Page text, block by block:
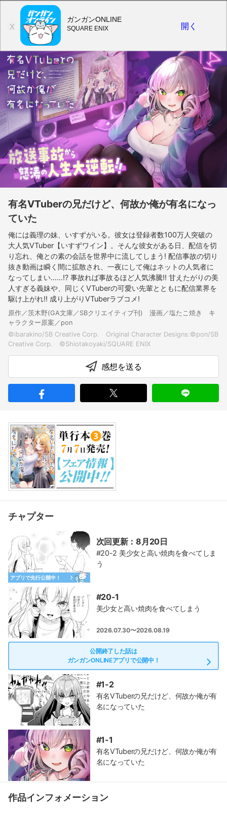
有名VTuberの兄だけど、何故か俺が有名になっ
ていた
俺には義理の妹、いすずがいる。彼女は登録者数100万人突破の
大人気VTuber【いすずワイン】。そんな彼女がある日、配信を切
り忘れ、俺との素の会話を世界中に流してしまう! 配信事故の切り
抜き動画は瞬く間に拡散され、一夜にして俺はネットの人気者に
なってしまい……!? 事故れば事故るほど人気沸騰!! 甘えたがりの美
人すぎる義妹や、同じくVTuberの可愛い先輩とともに配信業界を
駆け上がれ!! 成り上がりVTuberラブコメ!
原作／茨木野(GA文庫／SBクリエイティブ刊) 漫画／塩たこ焼き キ
ャラクター原案／pon
©ibarakino/SB Creative Corp. Original Character Designs:©pon/SB
感想を送る
チャプター
アプリで先行公開中！
次回更新：8月20日
#20-2 美少女と高い焼肉を食べてしま
う
#20-1
美少女と高い焼肉を食べてしまう
2026.07.30〜2026.08.19
公開終了した話は
ガンガンONLINEアプリで公開中！
#1-2
有名VTuberの兄だけど、何故か俺が有
名になっていた
#1-1
有名VTuberの兄だけど、何故か俺が有
名になっていた
作品インフォメーション
X
ガンガンONLINE
SQUARE ENIX 開く